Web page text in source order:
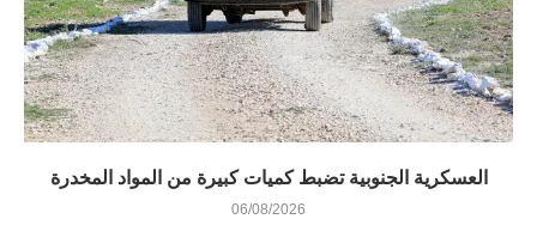
العسكرية الجنوبية تضبط كميات كبيرة من المواد المخدرة
06/08/2026